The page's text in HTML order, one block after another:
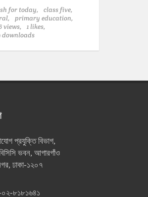
for today,
class five,
primary education,
views,
1 likes,
downloads
প্রযুক্তি বিভাগ,
ভবন, আগারগাঁও
ঢাকা-১২০৭
৮১৮১৬৪১